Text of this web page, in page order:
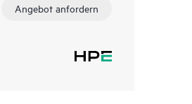
Angebot anfordern